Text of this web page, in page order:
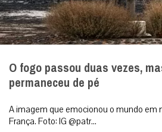
O fogo passou duas vezes,
permaneceu de pé
A imagem que emocionou o mundo em
França. Foto: IG @patr...